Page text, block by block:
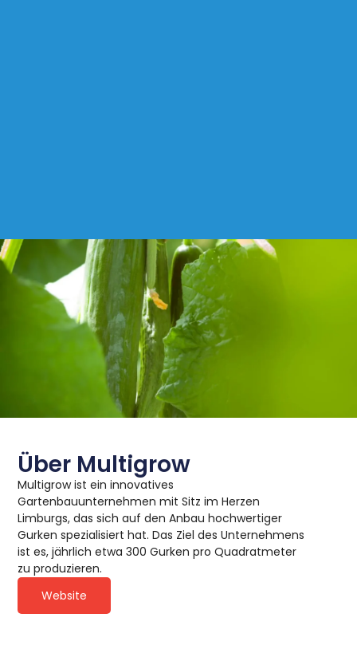
Über Multigrow
Multigrow ist ein innovatives
Gartenbauunternehmen mit Sitz im Herzen
Limburgs, das sich auf den Anbau hochwertiger
Gurken spezialisiert hat. Das Ziel des Unternehmens
ist es, jährlich etwa 300 Gurken pro Quadratmeter
zu produzieren.
Website